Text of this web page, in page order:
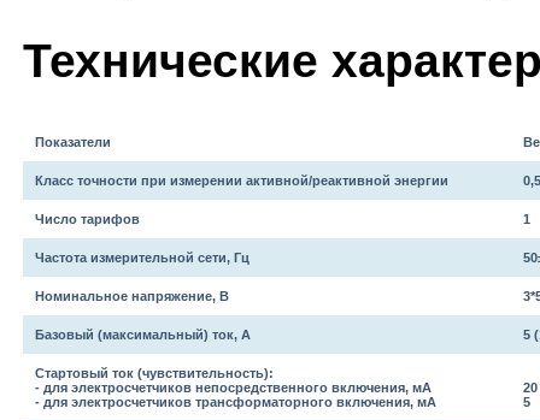
Технические
Показатели
Класс точности при измерении активной/реактивной энергии
Число тарифов 1
Частота измерительной сети, Гц
Номинальное напряжение, В
Базовый (максимальный) ток, А 5
Стартовый ток (чувствительность):
- для электросчетчиков непосредственного включения, мА
- для электросчетчиков трансформаторного включения, мА
20
5